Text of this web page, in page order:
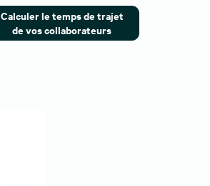
Calculer le temps de trajet
de vos collaborateurs